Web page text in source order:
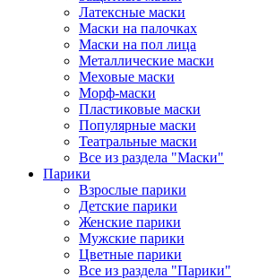
Латексные маски
Маски на палочках
Маски на пол лица
Металлические маски
Меховые маски
Морф-маски
Пластиковые маски
Популярные маски
Театральные маски
Все из раздела "Маски"
Парики
Взрослые парики
Детские парики
Женские парики
Мужские парики
Цветные парики
Все из раздела "Парики"